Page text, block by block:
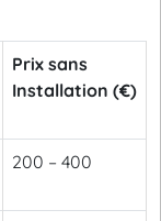
Prix sans
Installation (€)
200 – 400